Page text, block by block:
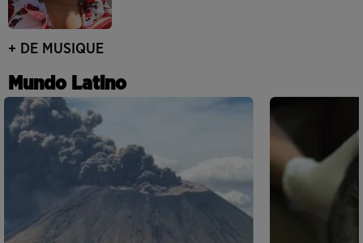
+ DE MUSIQUE
Mundo Latino